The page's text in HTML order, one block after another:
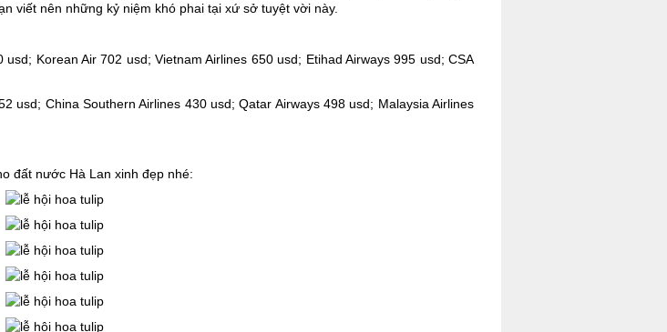
viết nên những kỷ niệm khó phai tại xứ sở tuyệt vời này.
Korean Air 702 usd; Vietnam Airlines 650 usd; Etihad Airways 995 usd; CSA
usd; China Southern Airlines 430 usd; Qatar Airways 498 usd; Malaysia Airlines
đất nước Hà Lan xinh đẹp nhé: